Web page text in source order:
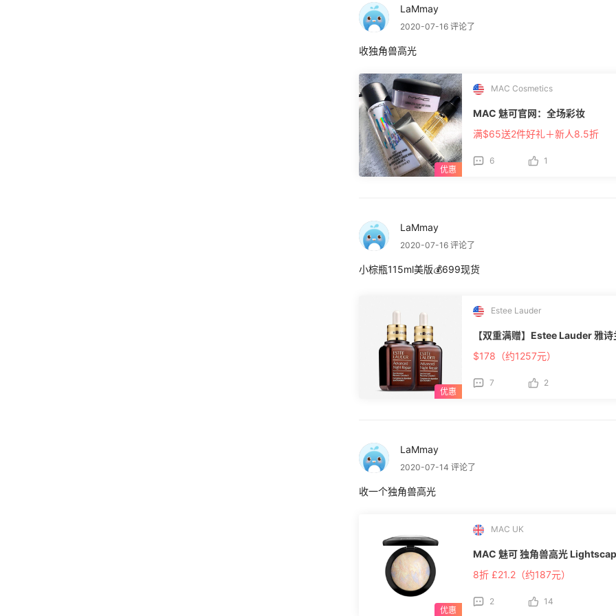
LaMmay
2020-07-16 评论了
收独角兽高光
MAC Cosmetics
MAC 魅可官网：全场彩妆
满$65送2件好礼＋新人8.5折
6 1
LaMmay
2020-07-16 评论了
小棕瓶115ml美版💰699现货
Estee Lauder
【双重满赠】Estee Lauder 雅
$178（约1257元）
7 2
LaMmay
2020-07-14 评论了
收一个独角兽高光
MAC UK
MAC 魅可 独角兽高光
8折 £21.2（约187元）
2 14